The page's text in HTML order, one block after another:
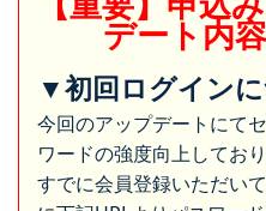
デート内
▼初回ログイン
今回のアップデートにて
ワードの強度向上しており
すでに会員登録いただい